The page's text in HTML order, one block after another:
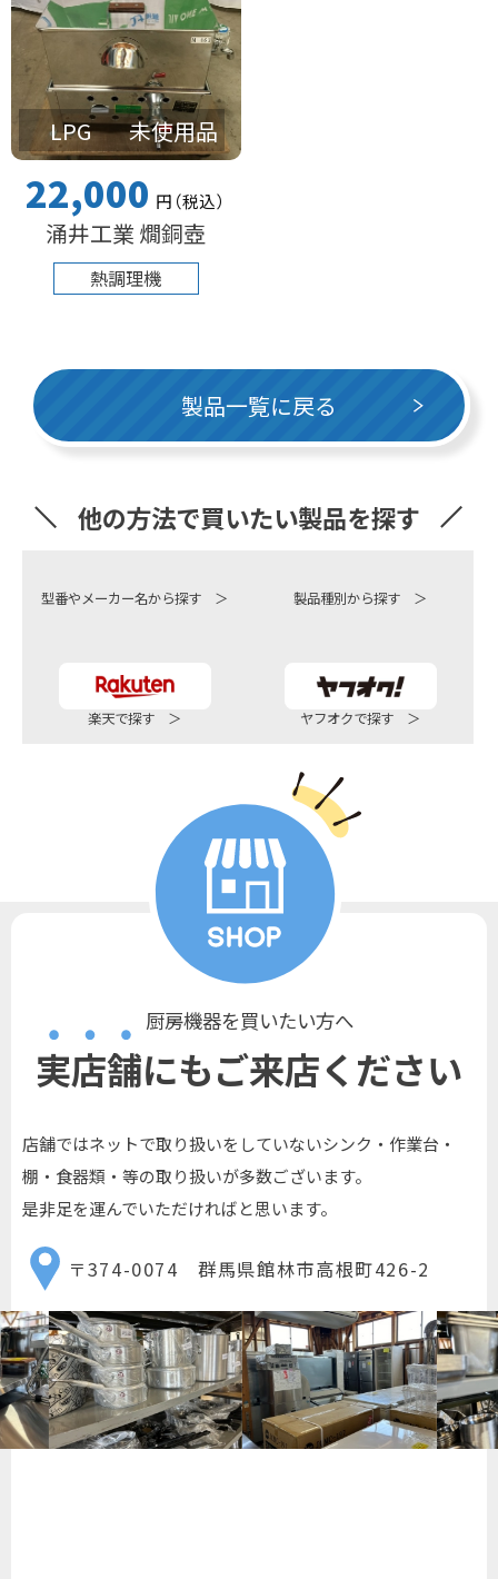
未使用品
LPG
22,000 円（税込）
涌井工業 燗銅壺
熱調理機
製品一覧に戻る
他の方法で買いたい製品を探す
型番やメーカー名から探す ＞ 製品種別から探す ＞
楽天で探す ＞ ヤフオクで探す ＞
厨房機器を買いたい方へ
実店舗にもご来店ください
店舗ではネットで取り扱いをしていないシンク・作業台・
棚・食器類・等の取り扱いが多数ございます。
是非足を運んでいただければと思います。
〒374-0074 群馬県館林市高根町426-2